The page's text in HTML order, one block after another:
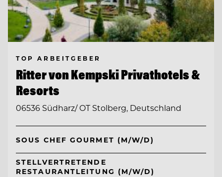
TOP ARBEITGEBER
Ritter von Kempski Privathotels &
Resorts
06536 Südharz/ OT Stolberg, Deutschland
SOUS CHEF GOURMET (M/W/D)
STELLVERTRETENDE
RESTAURANTLEITUNG (M/W/D)